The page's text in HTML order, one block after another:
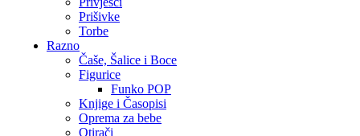
Prišivke
Torbe
Razno
Čaše, Šalice i Boce
Figurice
Funko POP
Knjige i Časopisi
Oprema za bebe
Otirači